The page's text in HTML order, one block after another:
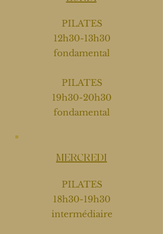
PILATES
12h30-13h30
fondamental
PILATES
19h30-20h30
fondamental
MERCREDI
PILATES
18h30-19h30
intermédiaire